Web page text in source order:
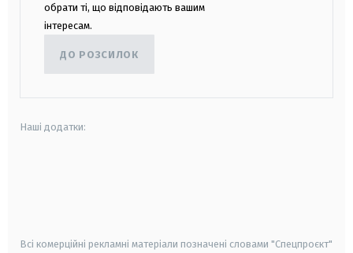
обрати ті, що відповідають вашим
інтересам.
ДО РОЗСИЛОК
Наші додатки:
Всі комерційні рекламні матеріали позначені словами "Спецпроєкт"